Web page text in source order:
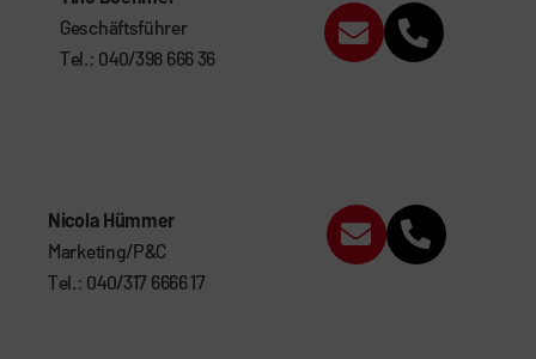
Geschäftsführer
Tel.: 040/398 666 36
Nicola Hümmer
Marketing/P&C
Tel.: 040/317 6666 17